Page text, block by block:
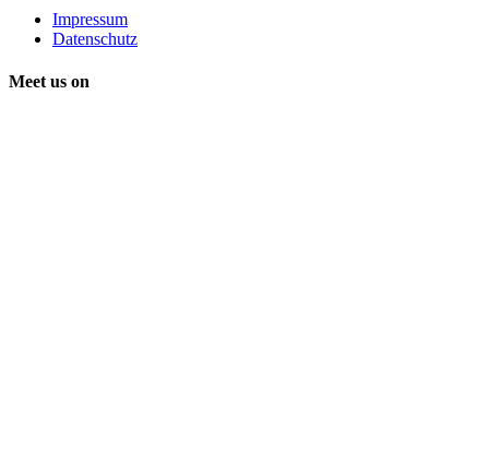
Impressum
Datenschutz
Meet us on